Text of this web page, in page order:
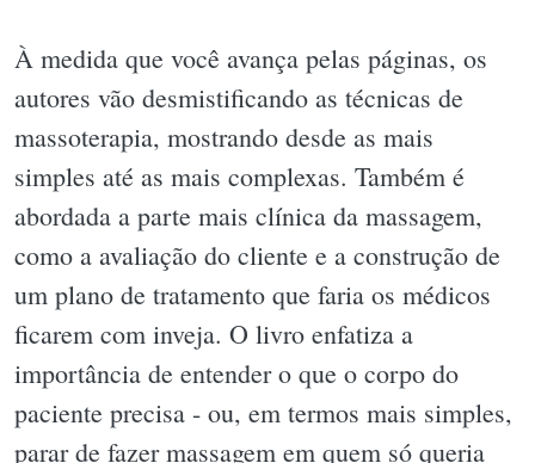
À medida que você avança pelas páginas, os
autores vão desmistificando as técnicas de
massoterapia, mostrando desde as mais
simples até as mais complexas. Também é
abordada a parte mais clínica da massagem,
como a avaliação do cliente e a construção de
um plano de tratamento que faria os médicos
ficarem com inveja. O livro enfatiza a
importância de entender o que o corpo do
paciente precisa - ou, em termos mais simples,
parar de fazer massagem em quem só queria